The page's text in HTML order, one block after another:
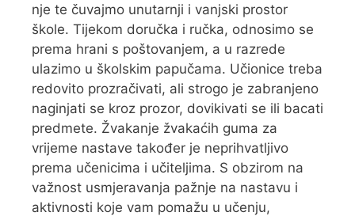
nje te čuvajmo unutarnji i vanjski prostor
škole. Tijekom doručka i ručka, odnosimo se
prema hrani s poštovanjem, a u razrede
ulazimo u školskim papučama. Učionice treba
redovito prozračivati, ali strogo je zabranjeno
naginjati se kroz prozor, dovikivati se ili bacati
predmete. Žvakanje žvakaćih guma za
vrijeme nastave također je neprihvatljivo
prema učenicima i učiteljima. S obzirom na
važnost usmjeravanja pažnje na nastavu i
aktivnosti koje vam pomažu u učenju,